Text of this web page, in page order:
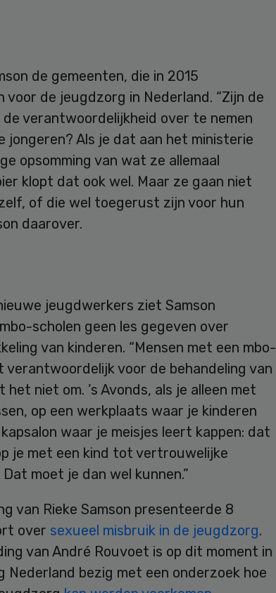
de gemeenten, die in 2015
de jeugdzorg in Nederland. “Zijn de
verantwoordelijkheid over te nemen
Als je dat aan het ministerie
opsomming van wat ze allemaal
klopt dat ook wel. Maar ze gaan niet
of die wel toegerust zijn voor hun
daarover.
jeugdwerkers ziet Samson
scholen geen les gegeven over
van kinderen. “Mensen met een mbo-
verantwoordelijk voor de behandeling van
niet om. ’s Avonds, als je alleen met
op een werkplaats waar je kinderen
waar je meisjes leert kappen: dat
je met een kind tot vertrouwelijke
moet je dan wel kunnen.”
van Rieke Samson presenteerde 8
over sexueel misbruik in de jeugdzorg.
van André Rouvoet is op dit moment in
bezig met een onderzoek hoe